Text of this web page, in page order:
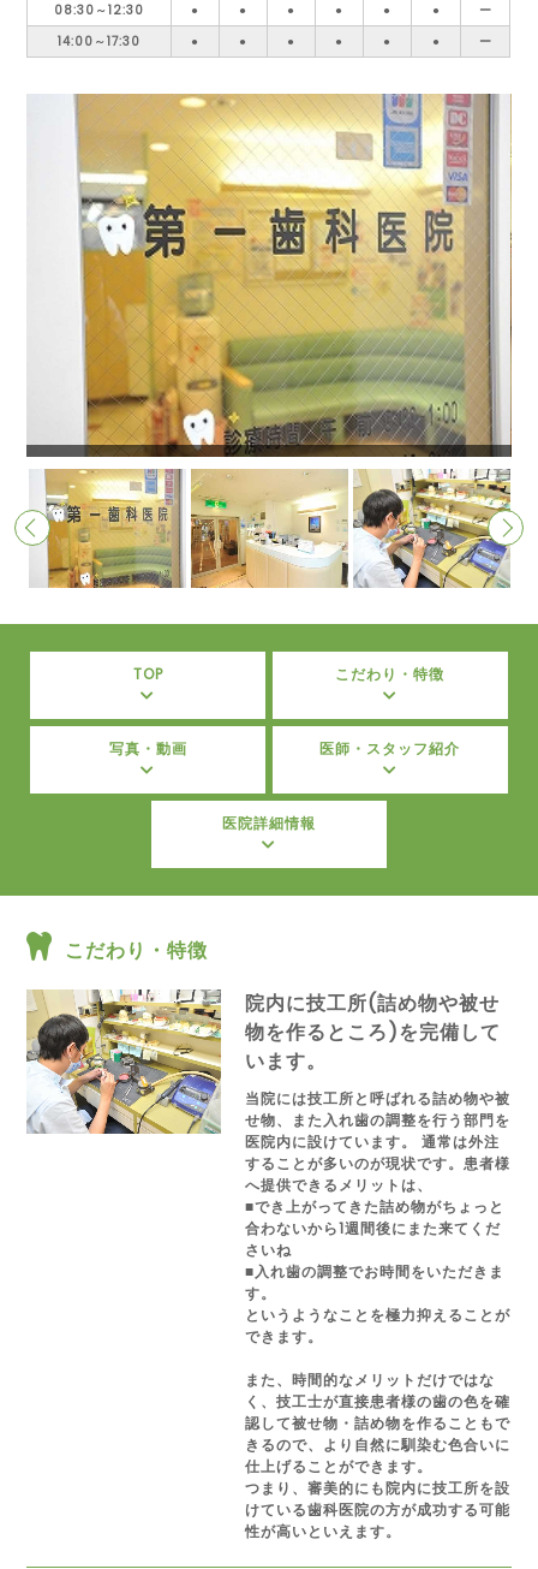
08:30～12:30
● ● ● ● ● ●
ー
14:00～17:30
● ● ● ● ● ● ー
TOP こだわり・特徴
写真・動画 医師・スタッフ紹介
医院詳細情報
こだわり・特徴
院内に技工所(詰め物や被せ
物を作るところ)を完備して
います。
当院には技工所と呼ばれる詰め物や被
せ物、また入れ歯の調整を行う部門を
医院内に設けています。 通常は外注
することが多いのが現状です。患者様
へ提供できるメリットは、
■でき上がってきた詰め物がちょっと
合わないから1週間後にまた来てくだ
さいね
■入れ歯の調整でお時間をいただきま
す。
というようなことを極力抑えることが
できます。
また、時間的なメリットだけではな
く、技工士が直接患者様の歯の色を確
認して被せ物・詰め物を作ることもで
きるので、より自然に馴染む色合いに
仕上げることができます。
つまり、審美的にも院内に技工所を設
けている歯科医院の方が成功する可能
性が高いといえます。